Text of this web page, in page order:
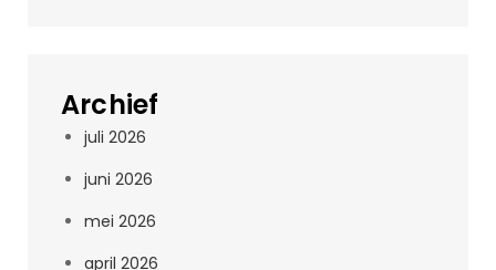
Archief
juli 2026
juni 2026
mei 2026
april 2026